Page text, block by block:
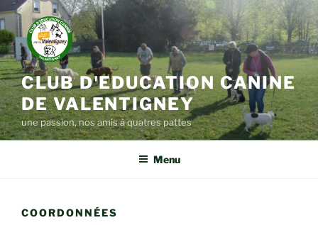
Aller
au
contenu
principal
CLUB D'EDUCATION CANINE
DE VALENTIGNEY
une passion, nos amis à quatres pattes
Menu
COORDONNÉES